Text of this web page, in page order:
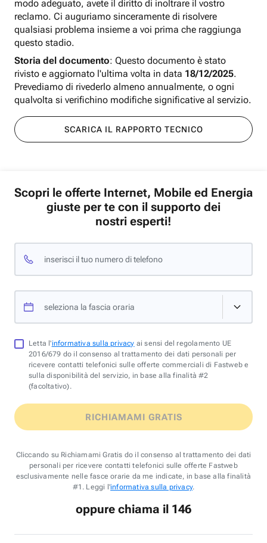
modo adeguato, avete il diritto di inoltrare il vostro
reclamo. Ci auguriamo sinceramente di risolvere
qualsiasi problema insieme a voi prima che raggiunga
questo stadio.
Storia del documento: Questo documento è stato
rivisto e aggiornato l'ultima volta in data 18/12/2025.
Prevediamo di rivederlo almeno annualmente, o ogni
qualvolta si verifichino modifiche significative al servizio.
SCARICA IL RAPPORTO TECNICO
Scopri le offerte Internet, Mobile ed Energia
giuste per te con il supporto dei
nostri esperti!
inserisci il tuo numero di telefono
seleziona la fascia oraria
Letta l'informativa sulla privacy ai sensi del regolamento UE
2016/679 do il consenso al trattamento dei dati personali per
ricevere contatti telefonici sulle offerte commerciali di Fastweb e
sulla disponibilità del servizio, in base alla finalità #2
(facoltativo).
RICHIAMAMI GRATIS
Cliccando su Richiamami Gratis do il consenso al trattamento dei dati
personali per ricevere contatti telefonici sulle offerte Fastweb
esclusivamente nelle fasce orarie da me indicate, in base alla finalità
#1. Leggi l'informativa sulla privacy.
oppure chiama il 146